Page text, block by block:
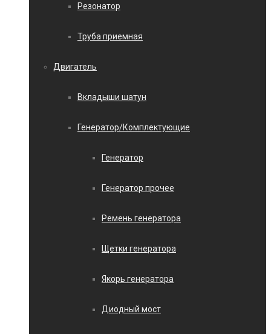
Резонатор
Труба приемная
Двигатель
Вкладыши шатун
Генератор/Комплектующие
Генератор
Генератор прочее
Ремень генератора
Щетки генератора
Якорь генератора
Диодный мост